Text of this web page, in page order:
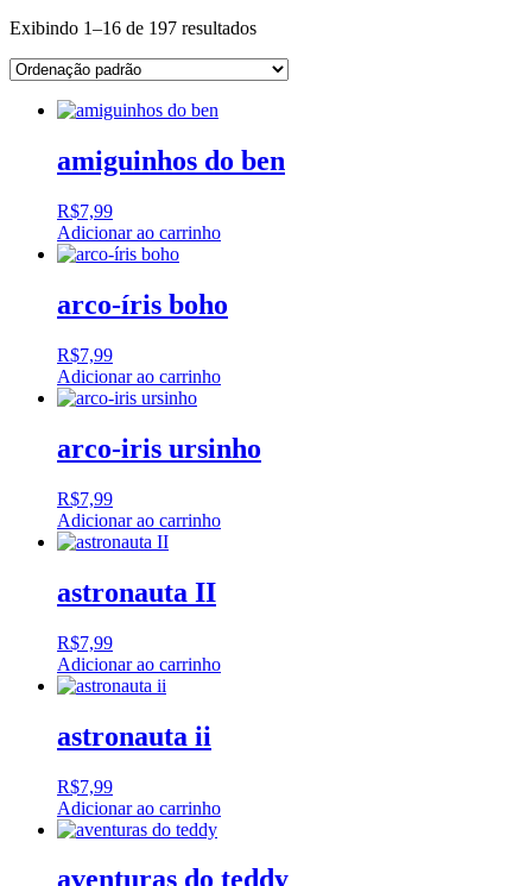
Exibindo 1–16 de 197 resultados
amiguinhos do ben
R$7,99
Adicionar ao carrinho
arco-íris boho
R$7,99
Adicionar ao carrinho
arco-iris ursinho
R$7,99
Adicionar ao carrinho
astronauta II
R$7,99
Adicionar ao carrinho
astronauta ii
R$7,99
Adicionar ao carrinho
aventuras do teddy